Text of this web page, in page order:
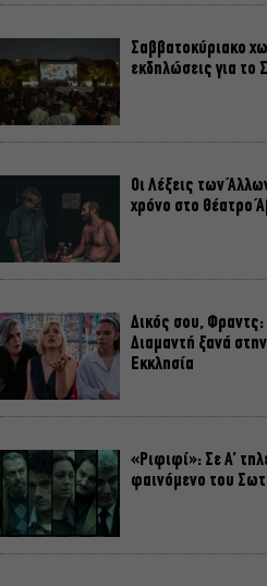
Σαββατοκύριακο
εκδηλώσεις για το
Οι Λέξεις των
χρόνο στο Θέατρο
Δικός σου,
Διαμαντή ξανά
Εκκλησία
«Ριφιφί»: Σε Α’
φαινόμενο του